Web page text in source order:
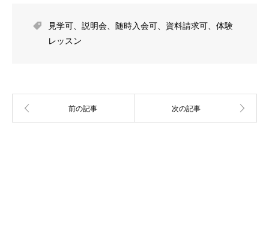
見学可 説明会 随時入会可 資料請求可
体験
レッスン